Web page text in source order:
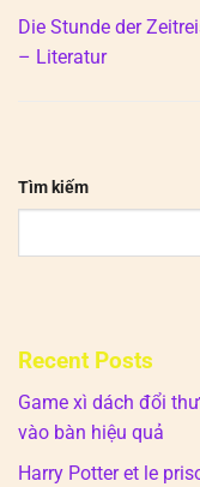
Die Stunde der
– Literatur
Tìm kiếm
Recent Posts
Game xì dách đổi
vào bàn hiệu quả
Harry Potter et le